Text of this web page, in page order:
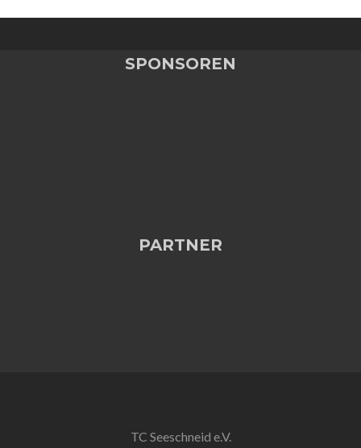
SPONSOREN
PARTNER
TC Seeschneid e.V.